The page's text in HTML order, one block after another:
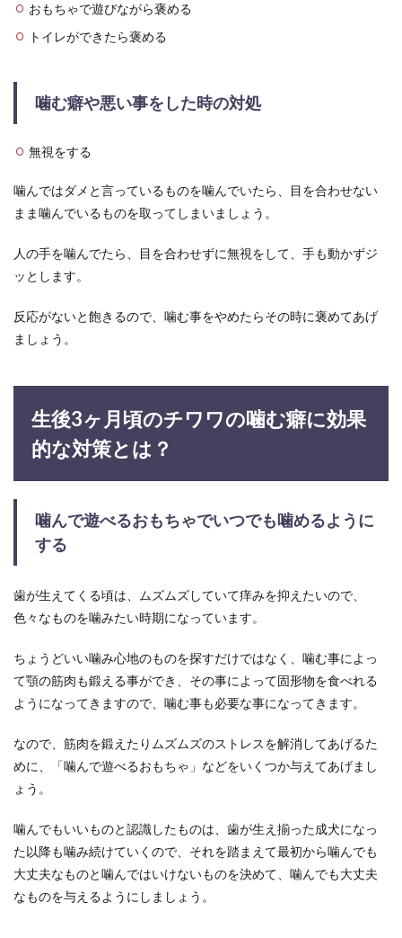
おもちゃで遊びながら褒める
トイレができたら褒める
噛む癖や悪い事をした時の対処
無視をする
噛んではダメと言っているものを噛んでいたら、目を合わせない
まま噛んでいるものを取ってしまいましょう。
人の手を噛んでたら、目を合わせずに無視をして、手も動かずジ
ッとします。
反応がないと飽きるので、噛む事をやめたらその時に褒めてあげ
ましょう。
生後3ヶ月頃のチワワの噛む癖に効果
的な対策とは？
噛んで遊べるおもちゃでいつでも噛めるように
する
歯が生えてくる頃は、ムズムズしていて痒みを抑えたいので、
色々なものを噛みたい時期になっています。
ちょうどいい噛み心地のものを探すだけではなく、噛む事によっ
て顎の筋肉も鍛える事ができ、その事によって固形物を食べれる
ようになってきますので、噛む事も必要な事になってきます。
なので、筋肉を鍛えたりムズムズのストレスを解消してあげるた
めに、「噛んで遊べるおもちゃ」などをいくつか与えてあげまし
ょう。
噛んでもいいものと認識したものは、歯が生え揃った成犬になっ
た以降も噛み続けていくので、それを踏まえて最初から噛んでも
大丈夫なものと噛んではいけないものを決めて、噛んでも大丈夫
なものを与えるようにしましょう。